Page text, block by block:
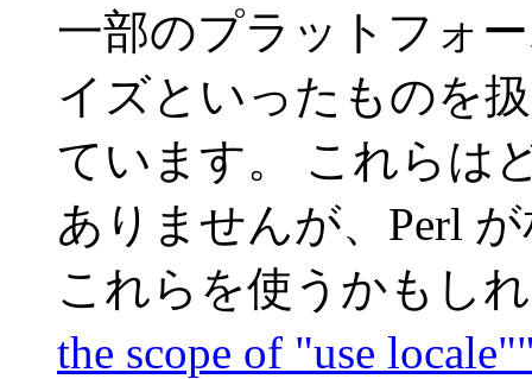
一部のプラットフォ
イズといったものを
ています。 これらは
ありませんが、Perl
これらを使うかもし
the scope of "use